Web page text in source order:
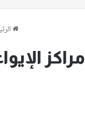
مراكز